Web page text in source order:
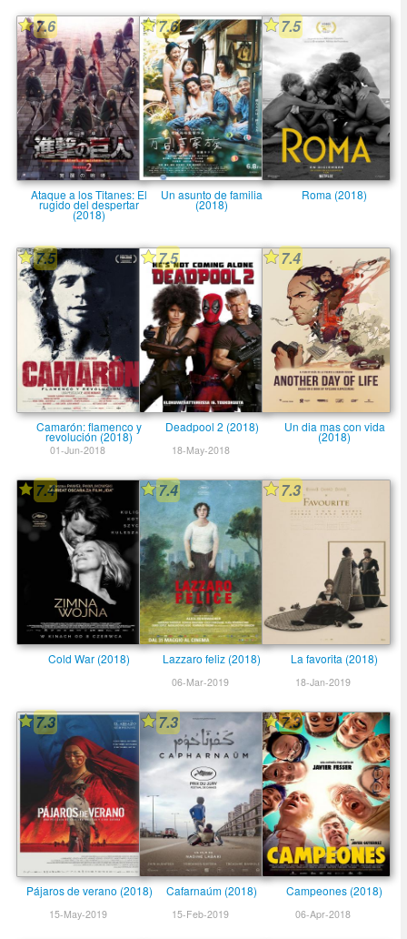
7.6
Ataque a los Titanes: El
rugido del despertar
(2018)
7.6
Un asunto de familia
(2018)
7.5
Roma (2018)
7.5
Camarón: flamenco y
revolución (2018)
01-Jun-2018
7.5
Deadpool 2 (2018)
18-May-2018
7.4
Un dia mas con vida
(2018)
7.4
Cold War (2018)
7.4
Lazzaro feliz (2018)
06-Mar-2019
7.3
La favorita (2018)
18-Jan-2019
7.3
Pájaros de verano (2018)
15-May-2019
7.3
Cafarnaúm (2018)
15-Feb-2019
7.3
Campeones (2018)
06-Apr-2018